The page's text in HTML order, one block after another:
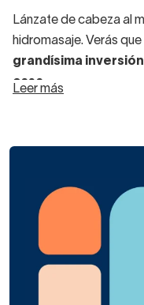
Lánzate de cabeza al
hidromasaje. Verás que
grandísima
casa.
Decorabaño por
hay rectangulares,
redondas.
Las hay para encastrar
Leer más